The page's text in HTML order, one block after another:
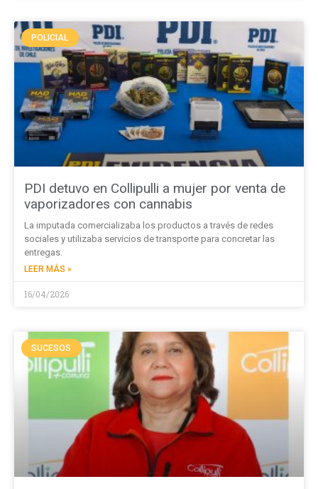
POLICIAL
PDI detuvo en Collipulli a mujer por venta de
vaporizadores con cannabis
La imputada comercializaba los productos a través de redes
sociales y utilizaba servicios de transporte para concretar las
entregas.
LEER MÁS »
16/04/2026
SUCESOS